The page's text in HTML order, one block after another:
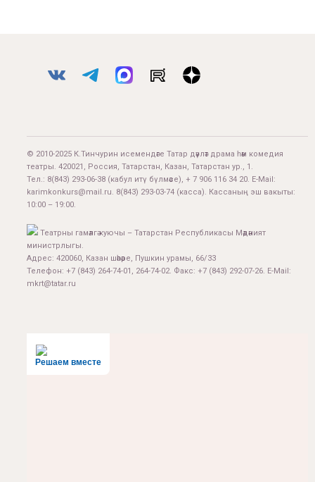
© 2010-2025 К.Тинчурин исемендәге Татар дәүләт драма һәм комедия
театры. 420021, Россия, Татарстан, Казан, Татарстан ур., 1.
Тел.: 8(843) 293-06-38 (кабул итү бүлмәсе), + 7 906 116 34 20. E-Mail:
karimkonkurs@mail.ru. 8(843) 293-03-74 (касса). Кассаның эш вакыты:
10:00 – 19:00.
Театрны гамәлгә куючы – Татарстан Республикасы Мәдәният
министрлыгы.
Адрес: 420060, Казан шәһәре, Пушкин урамы, 66/33
Телефон: +7 (843) 264-74-01, 264-74-02. Факс: +7 (843) 292-07-26. E-Mail:
mkrt@tatar.ru
Решаем вместе